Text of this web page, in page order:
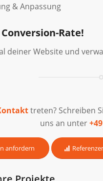
& Anpassung
Rate!
deiner Website und
treten? Schreiben
uns an unter
anfordern